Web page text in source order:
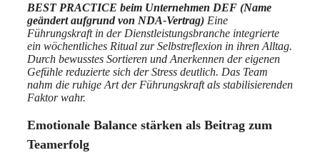
BEST PRACTICE beim Unternehmen DEF (Name
geändert aufgrund von NDA-Vertrag) Eine
Führungskraft in der Dienstleistungsbranche integrierte
ein wöchentliches Ritual zur Selbstreflexion in ihren Alltag.
Durch bewusstes Sortieren und Anerkennen der eigenen
Gefühle reduzierte sich der Stress deutlich. Das Team
nahm die ruhige Art der Führungskraft als stabilisierenden
Faktor wahr.
Emotionale Balance stärken als Beitrag zum
Teamerfolg